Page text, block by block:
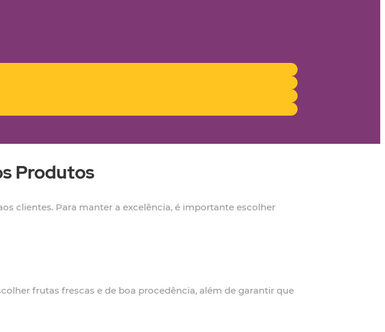
Produtos
clientes. Para manter a excelência, é importante escolher
frutas frescas e de boa procedência, além de garantir que